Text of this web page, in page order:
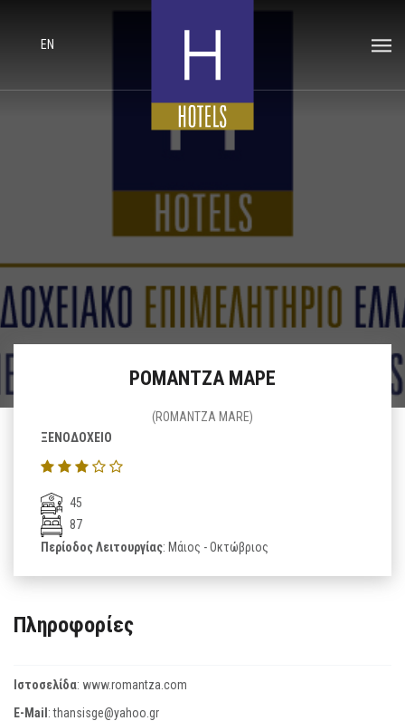
EN
ΡΟΜΑΝΤΖΑ ΜΑΡΕ
(ROMANTZA MARE)
ΞΕΝΟΔΟΧΕΙΟ
45
87
Περίοδος Λειτουργίας: Μάιος - Οκτώβριος
Πληροφορίες
Ιστοσελίδα: www.romantza.com
E-Mail:thansisge@yahoo.gr